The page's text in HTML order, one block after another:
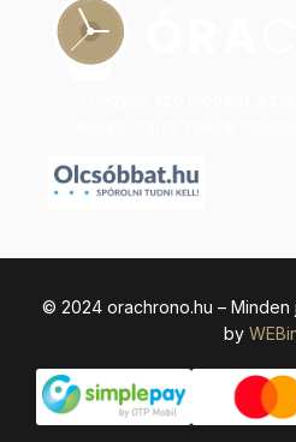
© 2024 orachrono.hu –
by